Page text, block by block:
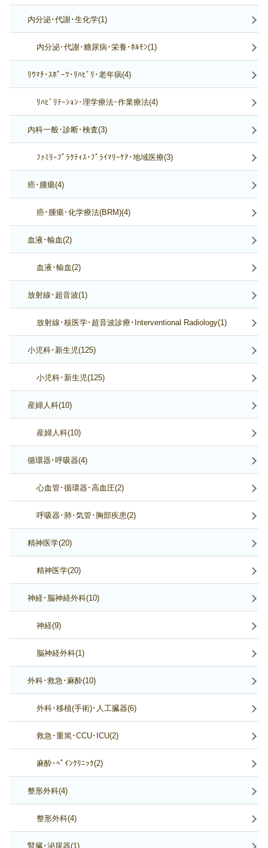
内分泌･代謝･生化学(1)
内分泌･代謝･糖尿病･栄養･ﾎﾙﾓﾝ(1)
ﾘｳﾏﾁ･ｽﾎﾟｰﾂ･ﾘﾊﾋﾞﾘ･老年病(4)
ﾘﾊﾋﾞﾘﾃｰｼｮﾝ･理学療法･作業療法(4)
内科一般･診断･検査(3)
ﾌｧﾐﾘｰﾌﾟﾗｸﾃｨｽ･ﾌﾟﾗｲﾏﾘｰｹｱ･地域医療(3)
癌･腫瘍(4)
癌･腫瘍･化学療法(BRM)(4)
血液･輸血(2)
血液･輸血(2)
放射線･超音波(1)
放射線･核医学･超音波診療･Interventional Radiology(1)
小児科･新生児(125)
小児科･新生児(125)
産婦人科(10)
産婦人科(10)
循環器･呼吸器(4)
心血管･循環器･高血圧(2)
呼吸器･肺･気管･胸部疾患(2)
精神医学(20)
精神医学(20)
神経･脳神経外科(10)
神経(9)
脳神経外科(1)
外科･救急･麻酔(10)
外科･移植(手術)･人工臓器(6)
救急･重篤･CCU･ICU(2)
麻酔･ﾍﾟｲﾝｸﾘﾆｯｸ(2)
整形外科(4)
整形外科(4)
腎臓･泌尿器(1)